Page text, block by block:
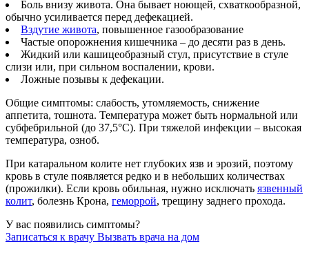
Боль внизу живота. Она бывает ноющей, схваткообразной,
обычно усиливается перед дефекацией.
Вздутие живота, повышенное газообразование
Частые опорожнения кишечника – до десяти раз в день.
Жидкий или кашицеобразный стул, присутствие в стуле
слизи или, при сильном воспалении, крови.
Ложные позывы к дефекации.
Общие симптомы: слабость, утомляемость, снижение
аппетита, тошнота. Температура может быть нормальной или
субфебрильной (до 37,5°C). При тяжелой инфекции – высокая
температура, озноб.
При катаральном колите нет глубоких язв и эрозий, поэтому
кровь в стуле появляется редко и в небольших количествах
(прожилки). Если кровь обильная, нужно исключать язвенный
колит, болезнь Крона, геморрой, трещину заднего прохода.
У вас появились симптомы?
Записаться к врачу Вызвать врача на дом